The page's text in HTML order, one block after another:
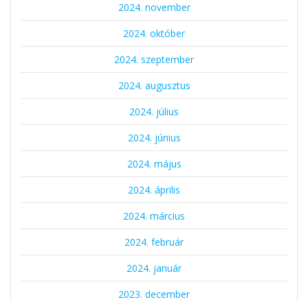
2024. november
2024. október
2024. szeptember
2024. augusztus
2024. július
2024. június
2024. május
2024. április
2024. március
2024. február
2024. január
2023. december